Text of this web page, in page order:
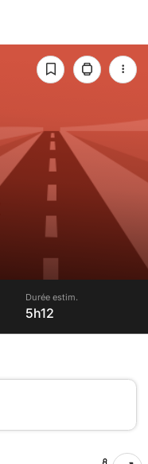
Durée estim.
5h12